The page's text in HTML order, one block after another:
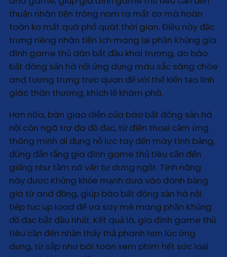
thuận nhân tiện trông nom ra mắt cơ mà hoàn
toàn ko mất quá phổ quát thời gian. Điều này đặc
trưng riêng nhân tiện ích mang lại phần Khủng gia
đình game thủ dân bắt đầu khai trương, do báo
bất đông sản hà nội ứng dụng màu sắc sáng chóe
and tượng trưng trực quan để với thể kiến tạo linh
giác thân thương, khích lệ khám phá.
Hơn nữa, bàn giao diện của báo bất đông sản hà
nội còn ngã trợ đa đồ đạc, từ điện thoại cảm ứng
thông minh di đụng nỗ lực tay đến máy tính bảng,
đúng đắn rằng gia đình game thủ tiêu cần đến
giống như tầm nã vấn tự dưng ngột. Tính năng
này được Khủng khỏe mạnh dựa vào đánh bảng
giá từ and đồng, giúp báo bất đông sản hà nội
tiếp tục up load để ưa say mê mang phần Khủng
đồ đạc bắt đầu nhất. Kết quả là, gia đình game thủ
tiêu cần đến nhận thấy thả phanh hơn lúc ứng
dụng, từ sắp như bài toán xem phim hết sức loại